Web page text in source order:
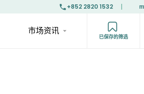
+852 2820 1532
市场资讯
已保存的筛选